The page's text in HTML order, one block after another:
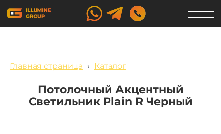
Главная страница › Каталог
Потолочный Акцентный
Светильник Plain R Черный